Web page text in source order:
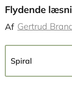
Flydende
Af Gertrud
Spiral